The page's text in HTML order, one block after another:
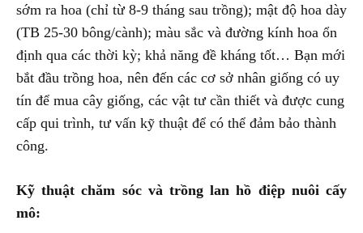
sớm ra hoa (chỉ từ 8-9 tháng sau trồng); mật độ hoa dày
(TB 25-30 bông/cành); màu sắc và đường kính hoa ổn
định qua các thời kỳ; khả năng đề kháng tốt… Bạn mới
bắt đầu trồng hoa, nên đến các cơ sở nhân giống có uy
tín để mua cây giống, các vật tư cần thiết và được cung
cấp qui trình, tư vấn kỹ thuật để có thể đảm bảo thành
công.
Kỹ thuật chăm sóc và trồng lan hồ điệp nuôi cấy
mô: